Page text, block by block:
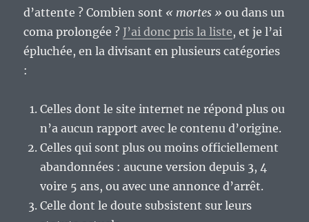
d’attente ? Combien sont « mortes » ou dans un
coma prolongée ? J’ai donc pris la liste, et je l’ai
épluchée, en la divisant en plusieurs catégories
:
Celles dont le site internet ne répond plus ou
n’a aucun rapport avec le contenu d’origine.
Celles qui sont plus ou moins officiellement
abandonnées : aucune version depuis 3, 4
voire 5 ans, ou avec une annonce d’arrêt.
Celle dont le doute subsistent sur leurs